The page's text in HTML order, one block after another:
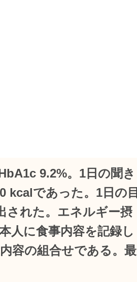
9.2%。1日の聞き
kcalであった。1日の目
された。エネルギー摂
人に食事内容を記録し
容の組合せである。最